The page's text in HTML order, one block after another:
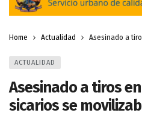
Home Actualidad Asesinado a
ACTUALIDAD
Asesinado a tiros
sicarios se